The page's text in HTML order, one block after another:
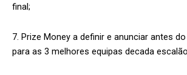
final;
7. Prize Money a definir e anunciar antes
para as 3 melhores equipas decada